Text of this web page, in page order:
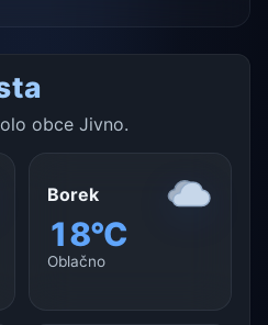
obce Jivno.
Borek
18°C
Oblačno